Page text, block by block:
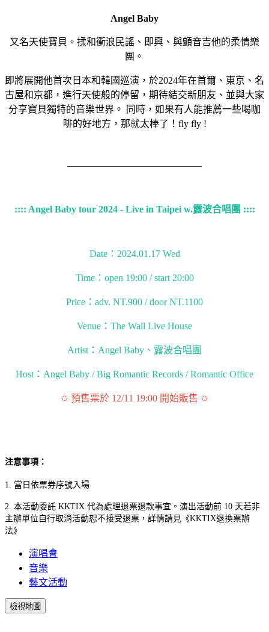
Angel Baby
又名天使寶貝。揉和衝浪民謠、即興、與顫音吉他的柔情樂
團。
即將展開他首次日本和韓國巡演，於2024年在首爾、東京、名
古屋和京都，進行天使般的停留，期待結交新朋友、並與大家
分享寶貝獨特的音樂世界。 同時，如果有人能推薦一些喝咖
啡的好地方，那就太棒了！fly fly !
——————————————
:::: Angel Baby tour 2024 - Live in Taipei w.露波合唱團 ::::
Date：2024.01.17 Wed
Time：open 19:00 / start 20:00
Price：adv. NT.900 / door NT.1100
Venue：The Wall Live House
Artist：Angel Baby、露波合唱團
Host：Angel Baby / Big Romantic Records / Romantic Office
✩ 預售票於 12/11 19:00 開始販售 ✩
注意事項：
1. 當日依票券序號入場
2. 本活動委託 KKTIX 代為處理退票退款事宜。演出活動前 10 天若非
主辦單位自行取消活動恕不接受退票，詳情請見《KKTIX退換票辦
法》
演唱會
音樂
藝文活動
檢視地圖